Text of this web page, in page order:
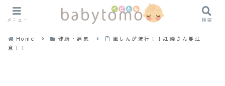
Home 健康・病気
風しんが流行！！妊婦さん要注
意！！
メニュー 検索